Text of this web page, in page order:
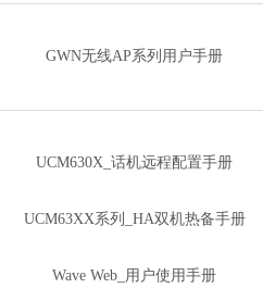
GWN无线AP系列用户手册
UCM630X_话机远程配置手册
UCM63XX系列_HA双机热备手册
Wave Web_用户使用手册